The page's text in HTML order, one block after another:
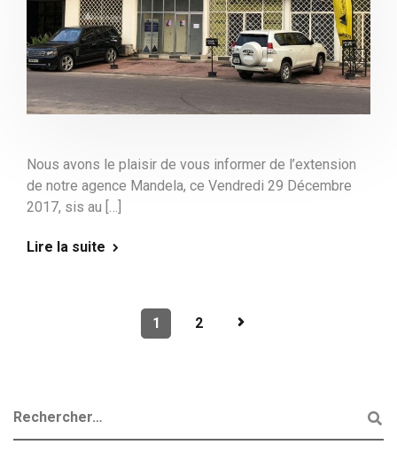
Nous avons le plaisir de vous informer de l’extension
de notre agence Mandela, ce Vendredi 29 Décembre
2017, sis au […]
Lire la suite
1 2